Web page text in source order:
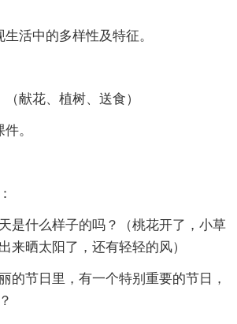
活中的多样性及特征。
献花、植树、送食）
。
是什么样子的吗？（桃花开了，小草
来晒太阳了，还有轻轻的风）
的节日里，有一个特别重要的节日，